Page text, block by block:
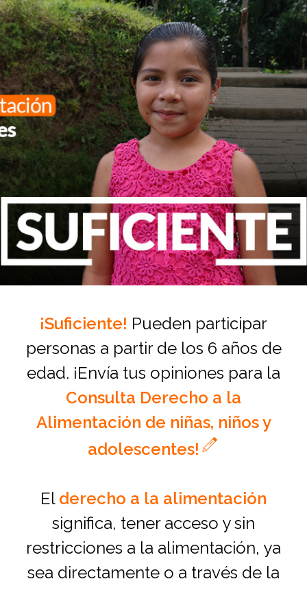
¡Suficiente! Pueden participar
personas a partir de los 6 años de
edad. ¡Envía tus opiniones para la
Consulta Derecho a la
Alimentación de niñas, niños y
adolescentes!
El derecho a la alimentación
significa, tener acceso y sin
restricciones a la alimentación, ya
sea directamente o a través de la